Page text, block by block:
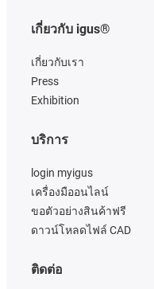
เกี่ยวกับ igus®
เกี่ยวกับเรา
Press
Exhibition
บริการ
login myigus
เครื่องมืออนไลน์
ขอตัวอย่างสินค้าฟรี
ดาวน์โหลดไฟล์ CAD
ติดต่อ